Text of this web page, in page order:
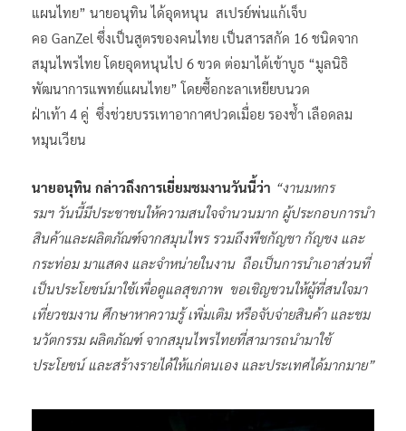
แผนไทย” นายอนุทิน ได้อุดหนุน สเปรย์พ่นแก้เจ็บ
คอ GanZel ซึ่งเป็นสูตรของคนไทย เป็นสารสกัด 16 ชนิดจาก
สมุนไพรไทย โดยอุดหนุนไป 6 ขวด ต่อมาได้เข้าบูธ “มูลนิธิ
พัฒนาการแพทย์แผนไทย” โดยซื้อกะลาเหยียบนวด
ฝ่าเท้า 4 คู่ ซึ่งช่วยบรรเทาอากาศปวดเมื่อย รองช้ำ เลือดลม
หมุนเวียน
นายอนุทิน กล่าวถึงการเยี่ยมชมงานวันนี้ว่า “งานมหกร
รมฯ วันนี้มีประชาชนให้ความสนใจจำนวนมาก ผู้ประกอบการนำ
สินค้าและผลิตภัณฑ์จากสมุนไพร รวมถึงพืชกัญชา กัญชง และ
กระท่อม มาแสดง และจำหน่ายในงาน ถือเป็นการนำเอาส่วนที่
เป็นประโยชน์มาใช้เพื่อดูแลสุขภาพ ขอเชิญชวนให้ผู้ที่สนใจมา
เที่ยวชมงาน ศึกษาหาความรู้ เพิ่มเติม หรือจับจ่ายสินค้า และชม
นวัตกรรม ผลิตภัณฑ์ จากสมุนไพรไทยที่สามารถนำมาใช้
ประโยชน์ และสร้างรายได้ให้แก่ตนเอง และประเทศได้มากมาย”